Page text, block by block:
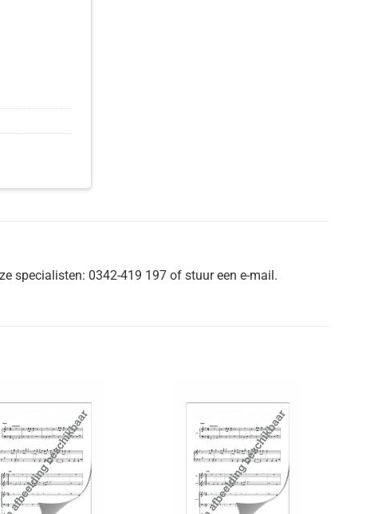
specialisten: 0342-419 197 of stuur een e-mail.